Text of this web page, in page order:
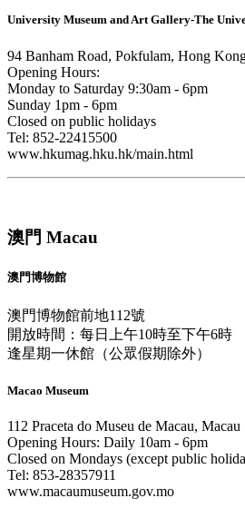
University Museum and Art Gallery-The
94 Banham Road, Pokfulam, Hong
Opening Hours:
Monday to Saturday 9:30am - 6pm
Sunday 1pm - 6pm
Closed on public holidays
Tel: 852-22415500
www.hkumag.hku.hk/main.html
澳門 Macau
澳門博物館
澳門博物館前地112號
開放時間：每日上午10時至下午6時
逢星期一休館（公眾假期除外）
Macao Museum
112 Praceta do Museu de Macau, Macau
Opening Hours: Daily 10am - 6pm
Closed on Mondays (except public
Tel: 853-28357911
www.macaumuseum.gov.mo